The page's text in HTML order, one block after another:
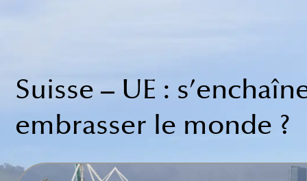
Suisse – UE :
embrasser le monde ?